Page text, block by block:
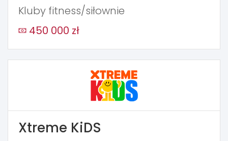
Kluby fitness/siłownie
450 000 zł
Xtreme KiDS